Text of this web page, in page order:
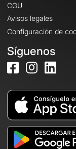
CGU
Avisos legales
Configuración de
Síguenos